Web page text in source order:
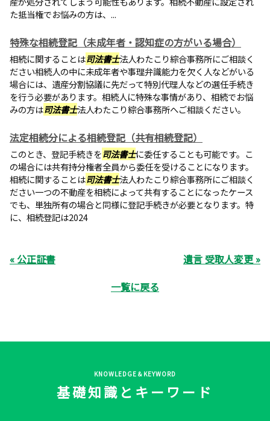
た抵当権でお悩みの方は、...
特殊な相続登記（未成年者・認知症の方がいる場合）
相続に関することは司法書士法人わたこり綜合事務所にご相談く
ださい相続人の中に未成年者や事理弁識能力を欠く人などがいる
場合には、遺産分割協議に先だって特別代理人などの選任手続き
を行う必要があります。相続人に特殊な事情があり、相続でお悩
みの方は司法書士法人わたこり綜合事務所へご相談ください。
法定相続分による相続登記（共有相続登記）
このとき、登記手続きを司法書士に委任することも可能です。こ
の場合には共有持分権者全員から委任を受けることになります。
相続に関することは司法書士法人わたこり綜合事務所にご相談く
ださい一つの不動産を相続によって共有することになったケース
でも、単独所有の場合と同様に登記手続きが必要となります。特
に、相続登記は2024
« 公正証書
遺言 受取人変更 »
一覧に戻る
KNOWLEDGE＆KEYWORD
基礎知識とキーワード